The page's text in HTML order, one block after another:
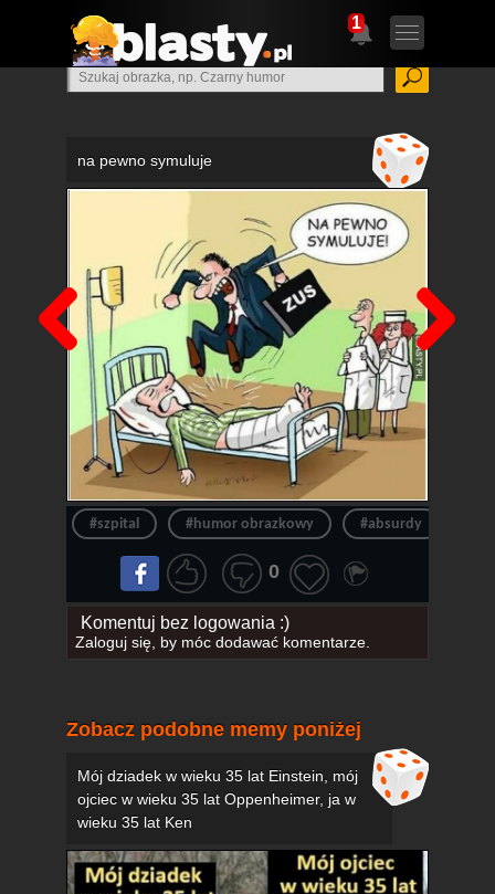
1
na pewno symuluje
Poprzedni
#szpital #humor obrazkowy #absurdy
0
Komentuj bez logowania :)
Zaloguj się, by móc dodawać komentarze.
Zobacz podobne memy poniżej
Mój dziadek w wieku 35 lat Einstein, mój
ojciec w wieku 35 lat Oppenheimer, ja w
wieku 35 lat Ken